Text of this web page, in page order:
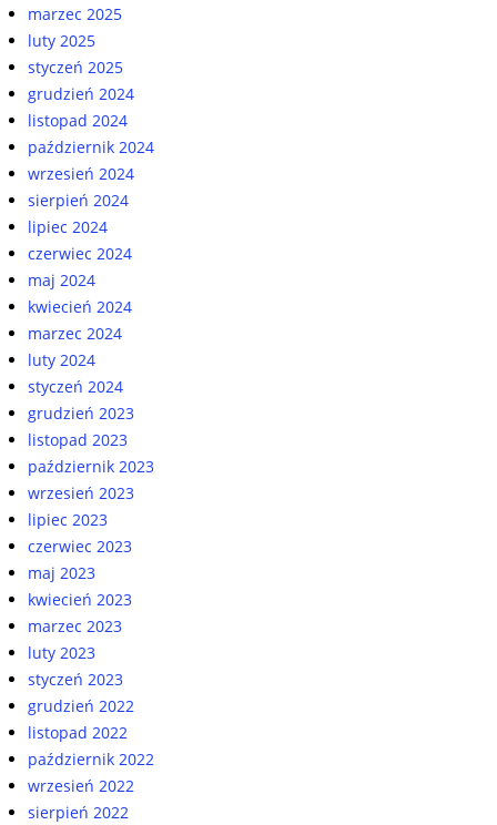
marzec 2025
luty 2025
styczeń 2025
grudzień 2024
listopad 2024
październik 2024
wrzesień 2024
sierpień 2024
lipiec 2024
czerwiec 2024
maj 2024
kwiecień 2024
marzec 2024
luty 2024
styczeń 2024
grudzień 2023
listopad 2023
październik 2023
wrzesień 2023
lipiec 2023
czerwiec 2023
maj 2023
kwiecień 2023
marzec 2023
luty 2023
styczeń 2023
grudzień 2022
listopad 2022
październik 2022
wrzesień 2022
sierpień 2022